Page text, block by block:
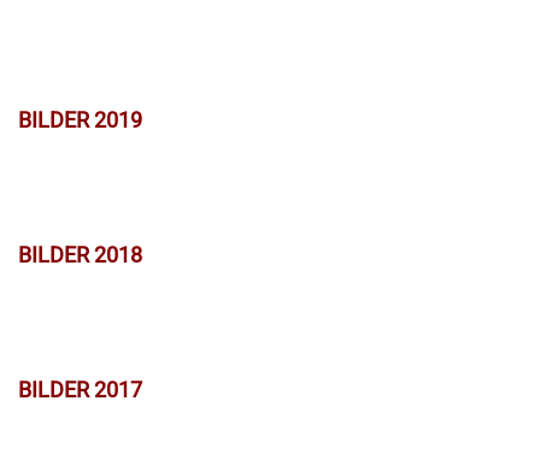
BILDER 2019
BILDER 2018
BILDER 2017